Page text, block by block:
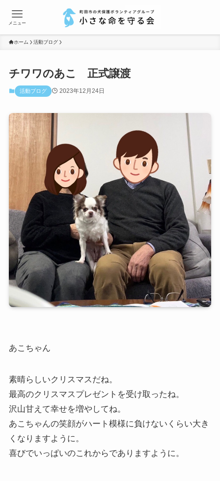
メニュー
ホーム 活動ブログ
チワワのあこ 正式譲渡
活動ブログ 2023年12月24日
あこちゃん
素晴らしいクリスマスだね。
最高のクリスマスプレゼントを受け取ったね。
沢山甘えて幸せを増やしてね。
あこちゃんの笑顔がハート模様に負けないくらい大き
くなりますように。
喜びでいっぱいのこれからでありますように。